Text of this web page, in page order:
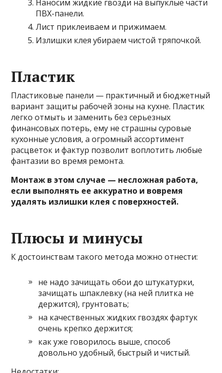
Наносим жидкие гвозди на выпуклые части
ПВХ-панели.
Лист приклеиваем и прижимаем.
Излишки клея убираем чистой тряпочкой.
Пластик
Пластиковые панели — практичный и бюджетный
вариант защиты рабочей зоны на кухне. Пластик
легко отмыть и заменить без серьезных
финансовых потерь, ему не страшны суровые
кухонные условия, а огромный ассортимент
расцветок и фактур позволит воплотить любые
фантазии во время ремонта.
Монтаж в этом случае — несложная работа,
если выполнять ее аккуратно и вовремя
удалять излишки клея с поверхностей.
Плюсы и минусы
К достоинствам такого метода можно отнести:
не надо зачищать обои до штукатурки,
зачищать шпаклевку (на ней плитка не
держится), грунтовать;
на качественных жидких гвоздях фартук
очень крепко держится;
как уже говорилось выше, способ
довольно удобный, быстрый и чистый.